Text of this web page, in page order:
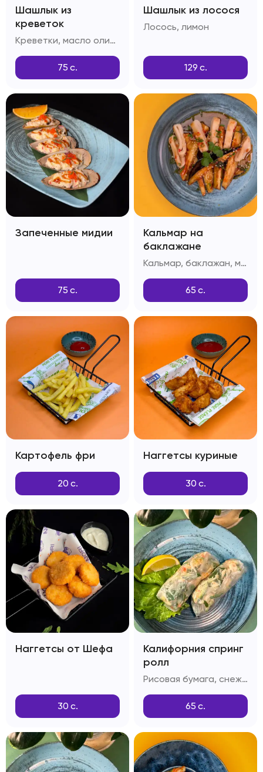
Шашлык из
креветок
Креветки, масло оливковое, чеснок, тимьян
75 с.
Шашлык из лосося
Лосось, лимон
129 с.
Запеченные мидии
75 с.
Кальмар на
баклажане
Кальмар, баклажан, масло сливочное, зелень, фирменный соус
65 с.
Картофель фри
20 с.
Наггетсы куриные
30 с.
Наггетсы от Шефа
30 с.
Калифорния спринг
ролл
Рисовая бумага, снежный краб, огурец, тобико
65 с.